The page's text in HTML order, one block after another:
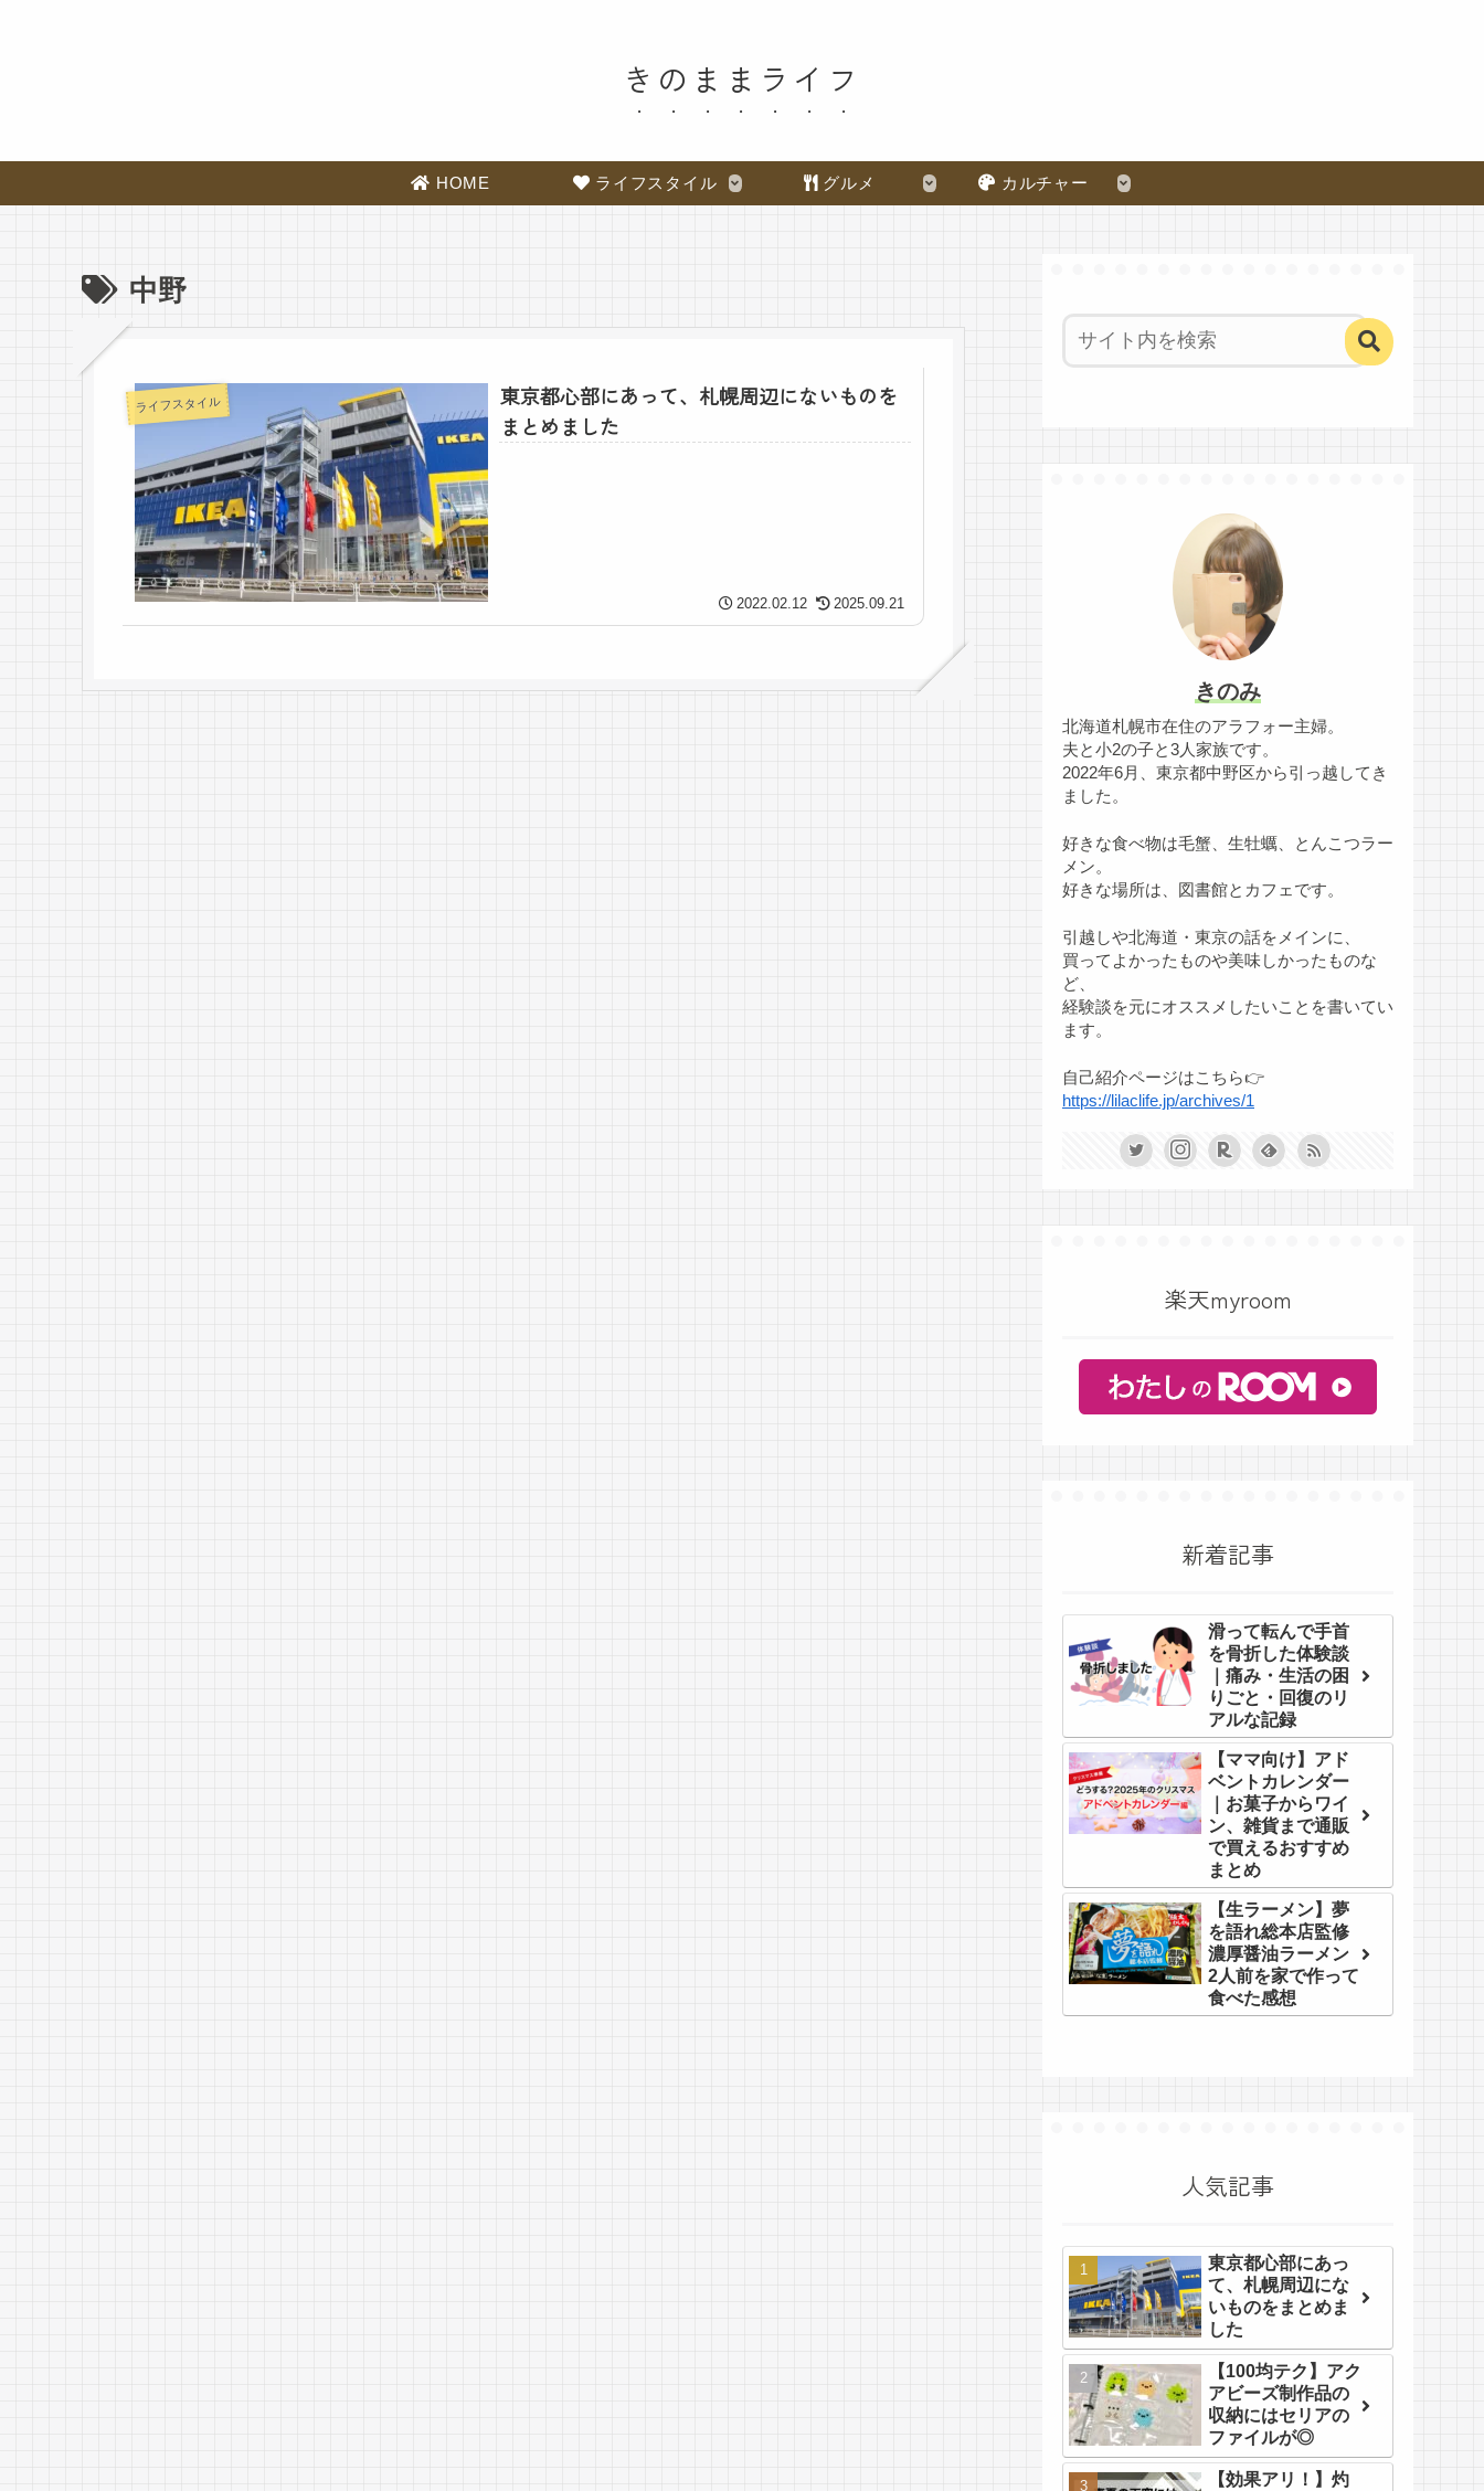
きのままライフ
HOME ライフスタイル グルメ カルチャー
中野
ライフスタイル
東京都心部にあって、札幌周辺にないものを
まとめました
2022.02.12 2025.09.21
きのみ
北海道札幌市在住のアラフォー主婦。
夫と小2の子と3人家族です。
2022年6月、東京都中野区から引っ越してき
ました。
好きな食べ物は毛蟹、生牡蠣、とんこつラー
メン。
好きな場所は、図書館とカフェです。
引越しや北海道・東京の話をメインに、
買ってよかったものや美味しかったものな
ど、
経験談を元にオススメしたいことを書いてい
ます。
自己紹介ページはこちら👉
https://lilaclife.jp/archives/1
楽天myroom
新着記事
滑って転んで手首
を骨折した体験談
｜痛み・生活の困
りごと・回復のリ
アルな記録
【ママ向け】アド
ベントカレンダー
｜お菓子からワイ
ン、雑貨まで通販
で買えるおすすめ
まとめ
【生ラーメン】夢
を語れ総本店監修
濃厚醤油ラーメン
2人前を家で作って
食べた感想
人気記事
東京都心部にあっ
て、札幌周辺にな
いものをまとめま
した
【100均テク】アク
アビーズ制作品の
収納にはセリアの
ファイルが◎
【効果アリ！】灼